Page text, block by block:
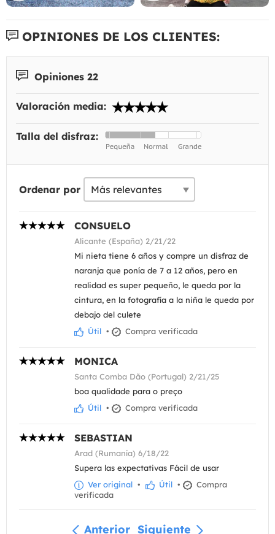
OPINIONES DE LOS CLIENTES:
Opiniones 22
Valoración media:
Talla del disfraz:
Ordenar por
CONSUELO
Alicante (España) 2/21/22
Mi nieta tiene 6 años y compre un disfraz de
naranja que ponía de 7 a 12 años, pero en
realidad es super pequeño, le queda por la
cintura, en la fotografía a la niña le queda por
debajo del culete
Útil • Compra verificada
MONICA
Santa Comba Dão (Portugal) 2/21/25
boa qualidade para o preço
Útil • Compra verificada
SEBASTIAN
Arad (Rumanía) 6/18/22
Supera las expectativas Fácil de usar
Ver original • Útil •
Compra
verificada
Anterior Siguiente